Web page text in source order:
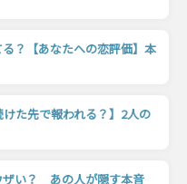
？【あなたへの恋評価】本
た先で報われる？】2人の
い？ あの人が隠す本音